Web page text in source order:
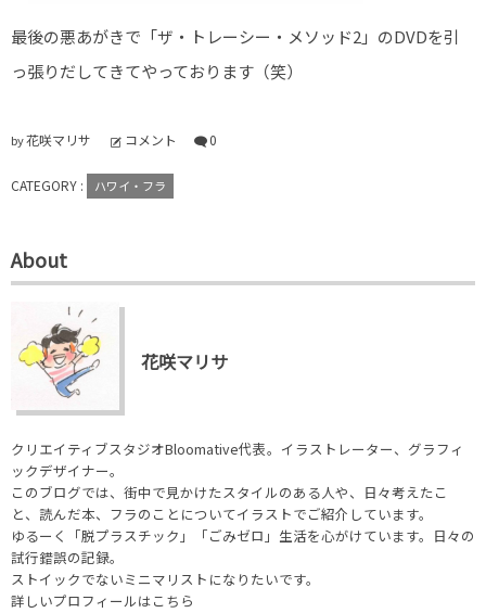
最後の悪あがきで「ザ・トレーシー・メソッド2」のDVDを引
っ張りだしてきてやっております（笑）
by花咲マリサ コメント 0
CATEGORY : ハワイ・フラ
About
花咲マリサ
クリエイティブスタジオBloomative代表。イラストレーター、グラフィ
ックデザイナー。
このブログでは、街中で見かけたスタイルのある人や、日々考えたこ
と、読んだ本、フラのことについてイラストでご紹介しています。
ゆるーく「脱プラスチック」「ごみゼロ」生活を心がけています。日々の
試行錯誤の記録。
ストイックでないミニマリストになりたいです。
詳しいプロフィールはこちら